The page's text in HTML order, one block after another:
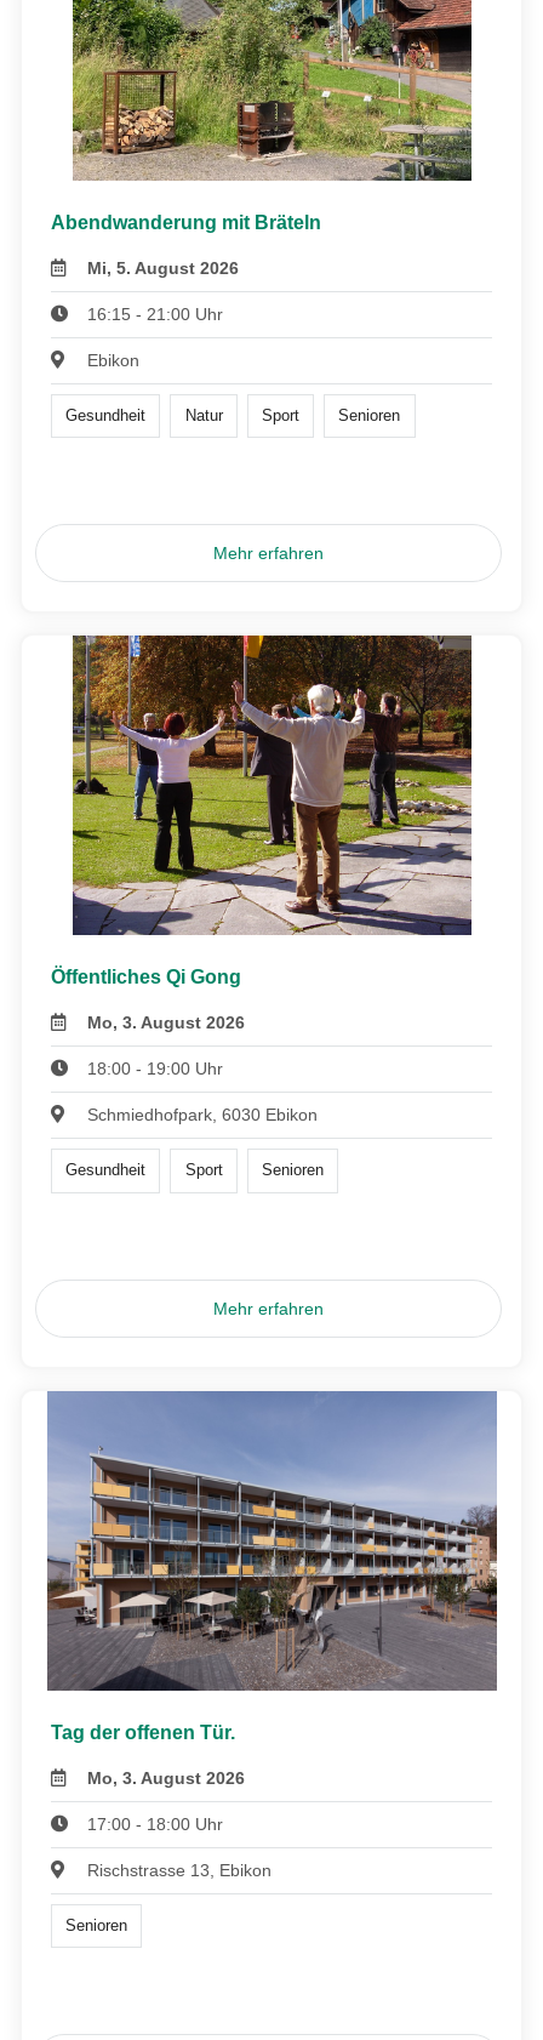
Abendwanderung mit Bräteln
Mi, 5. August 2026
16:15 - 21:00 Uhr
Ebikon
Gesundheit Natur Sport Senioren
Mehr erfahren
Öffentliches Qi Gong
Mo, 3. August 2026
18:00 - 19:00 Uhr
Schmiedhofpark, 6030 Ebikon
Gesundheit Sport Senioren
Mehr erfahren
Tag der offenen Tür.
Mo, 3. August 2026
17:00 - 18:00 Uhr
Rischstrasse 13, Ebikon
Senioren